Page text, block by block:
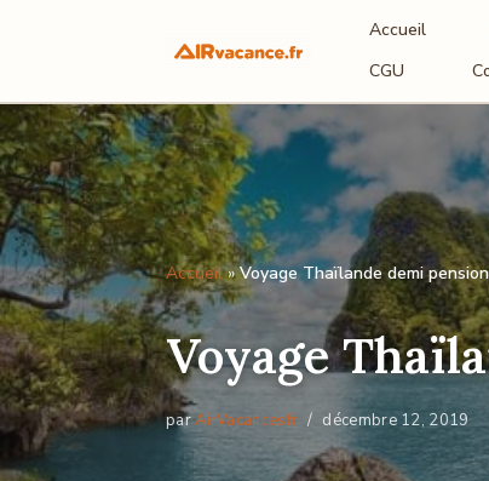
au
contenu
Accueil
CGU
Accueil»Voyage Thaïlande demi
Voyage
parAirVacancesfr décembre 12, 2019